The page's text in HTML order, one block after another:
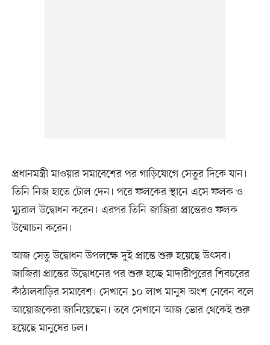
প্রধানমন্ত্রী মাওয়ার সমাবেশের পর গাড়িযোগে সেতুর দিকে যান।
তিনি নিজ হাতে টোল দেন। পরে ফলকের স্থানে এসে ফলক ও
ম্যুরাল উদ্বোধন করেন। এরপর তিনি জাজিরা প্রান্তেরও ফলক
উন্মোচন করেন।
আজ সেতু উদ্বোধন উপলক্ষে দুই প্রান্তে শুরু হয়েছে উৎসব।
জাজিরা প্রান্তের উদ্বোধনের পর শুরু হচ্ছে মাদারীপুরের শিবচরের
কাঁঠালবাড়ির সমাবেশ। সেখানে ১০ লাখ মানুষ অংশ নেবেন বলে
আয়োজকেরা জানিয়েছেন। তবে সেখানে আজ ভোর থেকেই শুরু
হয়েছে মানুষের ঢল।